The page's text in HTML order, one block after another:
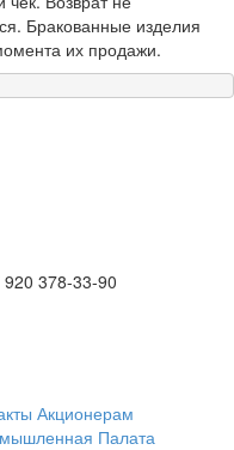
Бракованные изделия
их продажи.
920 378-33-90
Акционерам
Палата